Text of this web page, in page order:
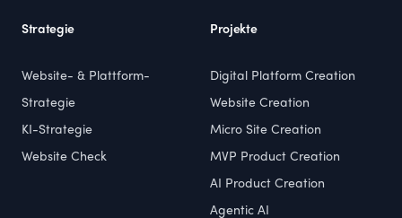
Strategie
Website- & Plattform-
Strategie
KI-Strategie
Website Check
Projekte
Digital Platform Creation
Website Creation
Micro Site Creation
MVP Product Creation
AI Product Creation
Agentic AI